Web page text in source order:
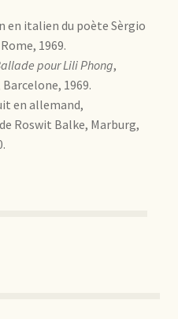
en italien du poète Sèrgio
1969.
pour Lili Phong,
1969.
en allemand,
Roswit Balke, Marburg,